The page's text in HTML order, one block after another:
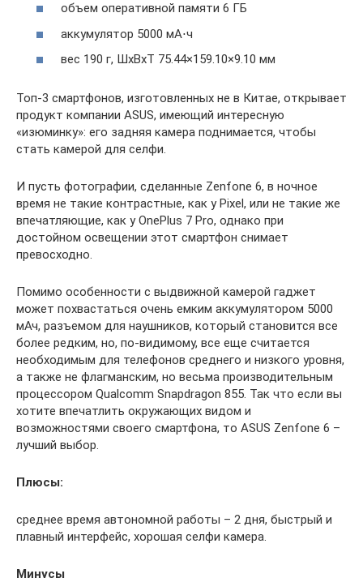
объем оперативной памяти 6 ГБ
аккумулятор 5000 мА⋅ч
вес 190 г, ШxВxТ 75.44×159.10×9.10 мм
Топ-3 смартфонов, изготовленных не в Китае, открывает
продукт компании ASUS, имеющий интересную
«изюминку»: его задняя камера поднимается, чтобы
стать камерой для селфи.
И пусть фотографии, сделанные Zenfone 6, в ночное
время не такие контрастные, как у Pixel, или не такие же
впечатляющие, как у OnePlus 7 Pro, однако при
достойном освещении этот смартфон снимает
превосходно.
Помимо особенности с выдвижной камерой гаджет
может похвастаться очень емким аккумулятором 5000
мАч, разъемом для наушников, который становится все
более редким, но, по-видимому, все еще считается
необходимым для телефонов среднего и низкого уровня,
а также не флагманским, но весьма производительным
процессором Qualcomm Snapdragon 855. Так что если вы
хотите впечатлить окружающих видом и
возможностями своего смартфона, то ASUS Zenfone 6 –
лучший выбор.
Плюсы:
среднее время автономной работы – 2 дня, быстрый и
плавный интерфейс, хорошая селфи камера.
Минусы